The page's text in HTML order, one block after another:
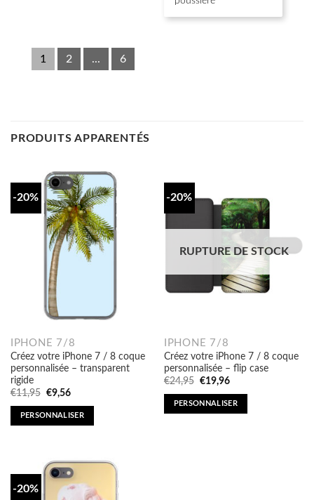
1 2 ... 6
PRODUITS APPARENTÉS
-20%
IPHONE 7/8
Créez votre iPhone 7 / 8 coque
personnalisée – transparent
rigide
€11,95 Original
was:
€11,95.
€9,56Current
is:
€9,56.
PERSONNALISER
-20%
RUPTURE DE STOCK
IPHONE 7/8
Créez votre iPhone 7 / 8 coque
personnalisée – flip case
€24,95 Original
was:
€24,95.
€19,96Current
is:
€19,96.
PERSONNALISER
-20%